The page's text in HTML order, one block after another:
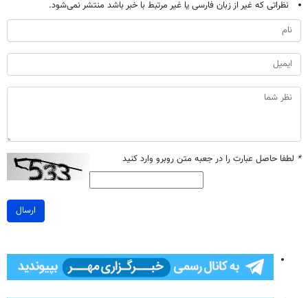
نظراتی که غیر از زبان فارسی یا غیر مرتبط با خبر باشد منتشر نمی‌شود.
* لطفا حاصل عبارت را در جعبه متن روبرو وارد کنید
ارسال